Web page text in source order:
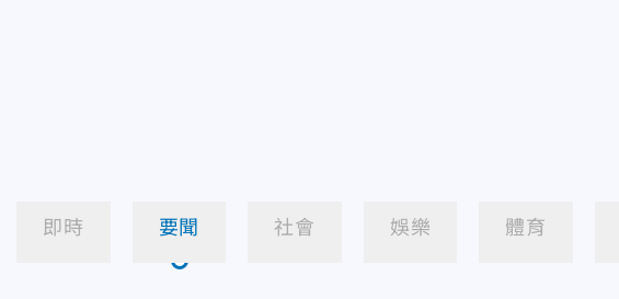
即時 要聞 社會 娛樂 體育